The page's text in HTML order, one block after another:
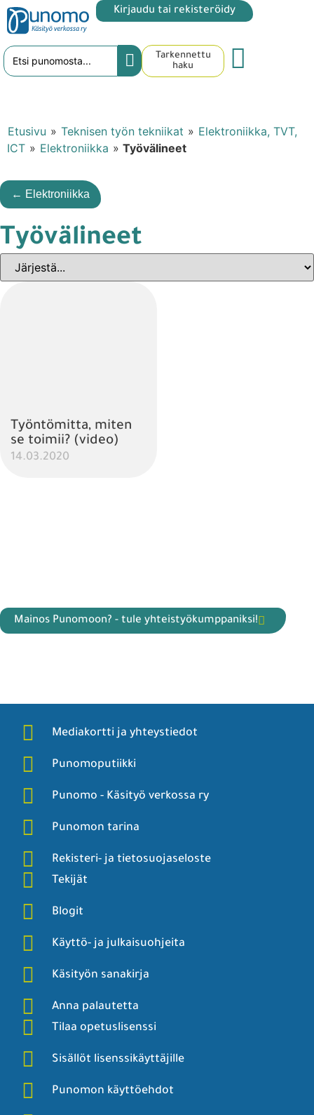
Kirjaudu tai rekisteröidy
Tarkennettu
haku
Etusivu » Teknisen työn tekniikat » Elektroniikka, TVT,
ICT » Elektroniikka » Työvälineet
← Elektroniikka
Työvälineet
Työntömitta, miten
se toimii? (video)
14.03.2020
Mainos Punomoon? - tule yhteistyökumppaniksi!
Mediakortti ja yhteystiedot
Punomoputiikki
Punomo - Käsityö verkossa ry
Punomon tarina
Rekisteri- ja tietosuojaseloste
Tekijät
Blogit
Käyttö- ja julkaisuohjeita
Käsityön sanakirja
Anna palautetta
Tilaa opetuslisenssi
Sisällöt lisenssikäyttäjille
Punomon käyttöehdot